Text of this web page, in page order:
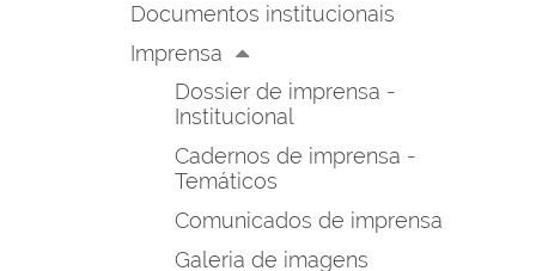
Documentos institucionais
Imprensa
Dossier de imprensa -
Institucional
Cadernos de imprensa -
Temáticos
Comunicados de imprensa
Galeria de imagens